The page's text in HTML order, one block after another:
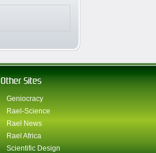
Other Sites
Geniocracy
Rael-Science
Rael News
Rael Africa
Scientific Design